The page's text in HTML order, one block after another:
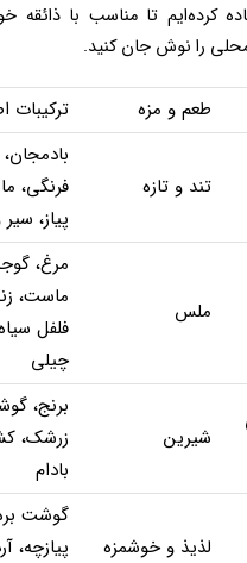
کرده‌ایم تا مناسب با ذائقه
را نوش جان کنید.
طعم و مزه ترکیبات
تند و تازه
فرنگی،
پیاز، سیر
ملس
مرغ،
ماست،
فلفل
چیلی
شیرین
برنج،
زرشک،
بادام
لذیذ و خوشمزه
گوشت
پیازچه،